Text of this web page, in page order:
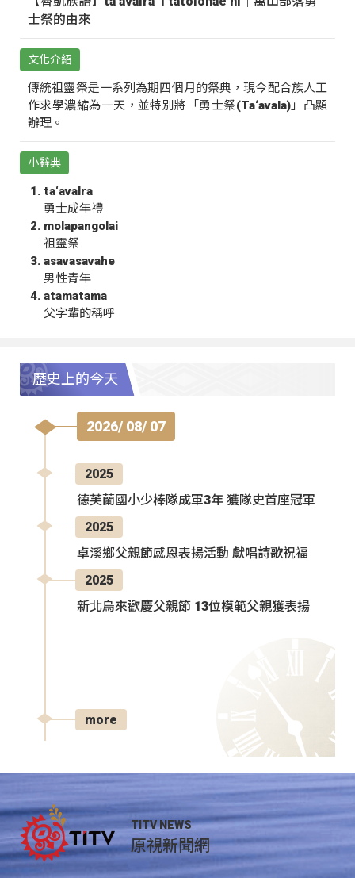
士祭的由來
文化介紹
傳統祖靈祭是一系列為期四個月的祭典，現今配合族人工
作求學濃縮為一天，並特別將「勇士祭(Ta‘avala)」凸顯
辦理。
小辭典
ta‘avalra
勇士成年禮
molapangolai
祖靈祭
asavasavahe
男性青年
atamatama
父字輩的稱呼
歷史上的今天
2026/ 08/ 07
2025
德芙蘭國小少棒隊成軍3年 獲隊史首座冠軍
2025
卓溪鄉父親節感恩表揚活動 獻唱詩歌祝福
2025
新北烏來歡慶父親節 13位模範父親獲表揚
more
TITV NEWS
原視新聞網